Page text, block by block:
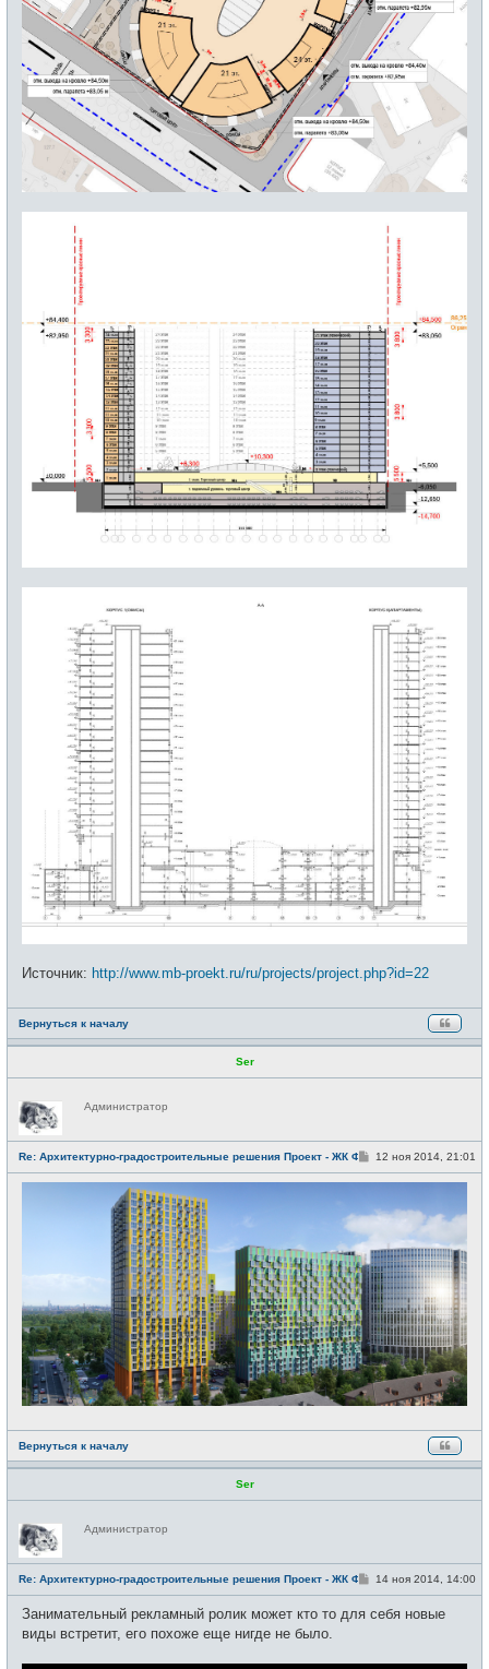
Источник: http://www.mb-proekt.ru/ru/projects/project.php?id=22
Вернуться к началу
Ser
Н
е
в
с
е
т
и
Администратор
Re: Архитектурно-градостроительные решения Проект - ЖК Фили
С
о
щ
е
и
е
12 ноя 2014, 21:01
Вернуться к началу
Ser
е
в
с
е
т
и
Администратор
Re: Архитектурно-градостроительные решения Проект - ЖК ФилиС
б
14 ноя 2014, 14:00
Занимательный рекламный ролик может кто то для себя новые
виды встретит, его похоже еще нигде не было.